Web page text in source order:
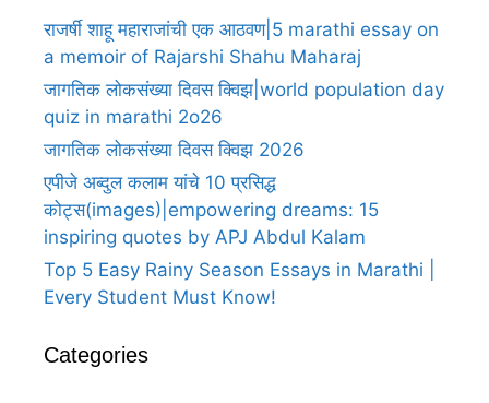
राजर्षी शाहू महाराजांची एक आठवण|5 marathi essay on
a memoir of Rajarshi Shahu Maharaj
जागतिक लोकसंख्या दिवस क्विझ|world population day
quiz in marathi 2o26
जागतिक लोकसंख्या दिवस क्विझ 2026
एपीजे अब्दुल कलाम यांचे 10 प्रसिद्ध
कोट्स(images)|empowering dreams: 15
inspiring quotes by APJ Abdul Kalam
Top 5 Easy Rainy Season Essays in Marathi |
Every Student Must Know!
Categories